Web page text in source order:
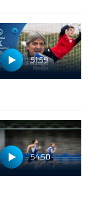
51:59
54:50